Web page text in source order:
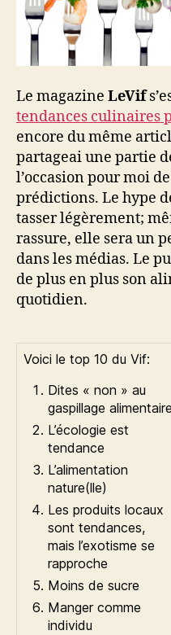
Le magazine LeVif
tendances culinaires
encore du même
partageai une partie
l’occasion pour moi
prédictions. Le hype
tasser légèrement;
rassure, elle sera un
dans les médias. Le
de plus en plus son
quotidien.
Voici le top 10 du Vif:
Dites « non » au
gaspillage alimentaire
L’écologie est
tendance
L’alimentation
nature(lle)
Les produits locaux
sont tendances,
mais l’exotisme se
rapproche
Moins de sucre
Manger comme
individu